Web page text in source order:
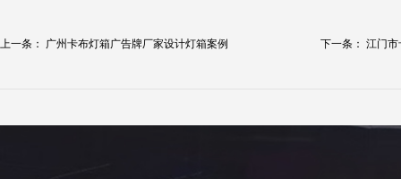
上一条： 广州卡布灯箱广告牌厂家设计灯箱案例 下一条： 江门市